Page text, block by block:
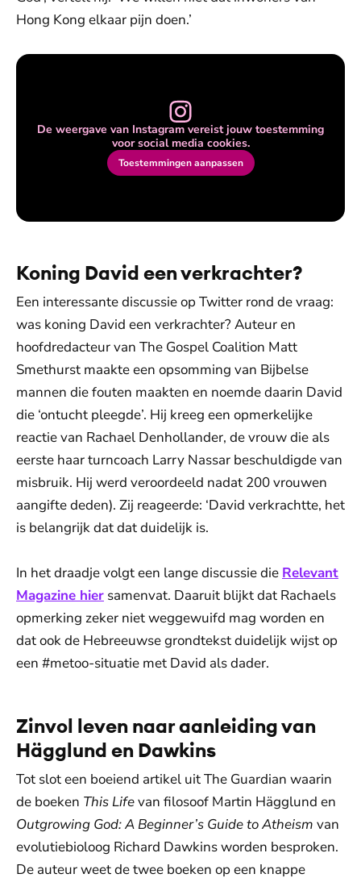
Hong Kong elkaar pijn doen.’
De weergave van Instagram vereist jouw toestemming
voor social media cookies.
Toestemmingen aanpassen
Koning David een verkrachter?
Een interessante discussie op Twitter rond de vraag:
was koning David een verkrachter? Auteur en
hoofdredacteur van The Gospel Coalition Matt
Smethurst maakte een opsomming van Bijbelse
mannen die fouten maakten en noemde daarin David
die ‘ontucht pleegde’. Hij kreeg een opmerkelijke
reactie van Rachael Denhollander, de vrouw die als
eerste haar turncoach Larry Nassar beschuldigde van
misbruik. Hij werd veroordeeld nadat 200 vrouwen
aangifte deden). Zij reageerde: ‘David verkrachtte, het
is belangrijk dat dat duidelijk is.
In het draadje volgt een lange discussie die Relevant
Magazine hier samenvat. Daaruit blijkt dat Rachaels
opmerking zeker niet weggewuifd mag worden en
dat ook de Hebreeuwse grondtekst duidelijk wijst op
een #metoo-situatie met David als dader.
Zinvol leven naar aanleiding van
Hägglund en Dawkins
Tot slot een boeiend artikel uit The Guardian waarin
de boeken This Lifevan filosoof Martin Hägglund en
Outgrowing God: A Beginner’s Guide to Atheism van
evolutiebioloog Richard Dawkins worden besproken.
De auteur weet de twee boeken op een knappe